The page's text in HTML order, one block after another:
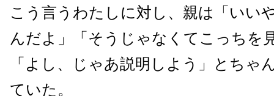
こう言うわたしに対し、親は「いい
んだよ」「そうじゃなくてこっちを
「よし、じゃあ説明しよう」とちゃ
ていた。